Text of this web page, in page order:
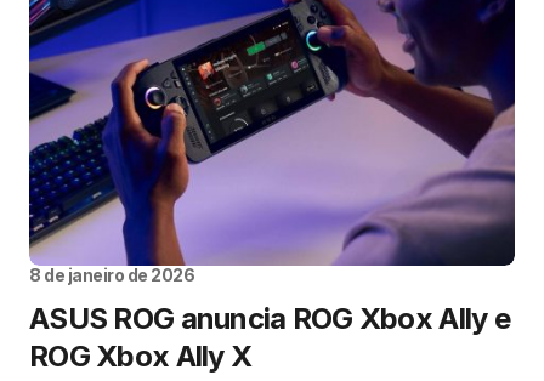
8 de janeiro de 2026
ASUS ROG anuncia ROG Xbox Ally e
ROG Xbox Ally X